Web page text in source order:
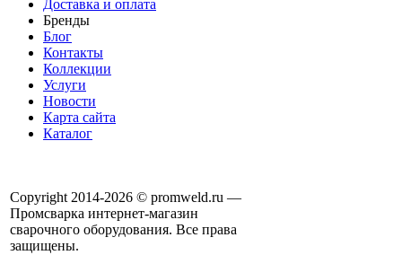
Доставка и оплата
Бренды
Блог
Контакты
Коллекции
Услуги
Новости
Карта сайта
Каталог
Copyright 2014-2026 © promweld.ru —
Промсварка интернет-магазин
сварочного оборудования. Все права
защищены.